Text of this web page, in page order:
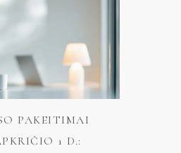
PAKEITIMAI
1 D.: